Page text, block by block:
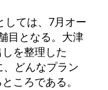
しては、7月オー
目となる。大津
を整理した
どんなプラン
ころである。